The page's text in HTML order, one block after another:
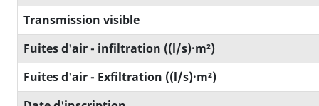
Transmission visible
Fuites d'air - infiltration ((l/s)·m²)
Fuites d'air - Exfiltration ((l/s)·m²)